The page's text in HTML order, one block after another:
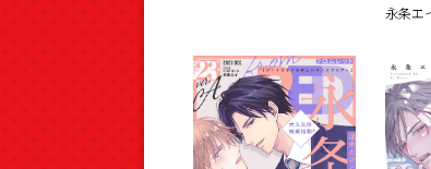
永条エ